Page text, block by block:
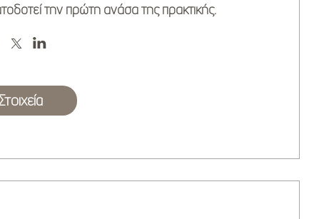
την πρώτη ανάσα της πρακτικής.